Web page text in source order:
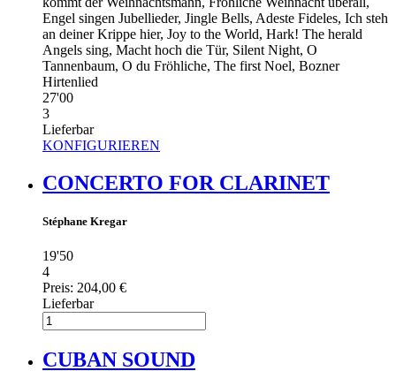
Engel singen Jubellieder, Jingle Bells, Adeste Fideles, Ich steh
an deiner Krippe hier, Joy to the World, Hark! The herald
Angels sing, Macht hoch die Tür, Silent Night, O
Tannenbaum, O du Fröhliche, The first Noel, Bozner
Hirtenlied
27'00
3
Lieferbar
KONFIGURIEREN
CONCERTO FOR CLARINET
Stéphane Kregar
19'50
4
Preis: 204,00 €
Lieferbar
CUBAN SOUND